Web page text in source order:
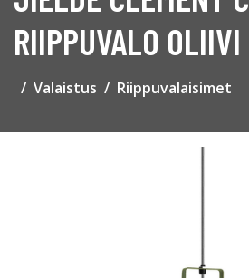
RIIPPUVALO
Valaistus Riippuvalaisimet